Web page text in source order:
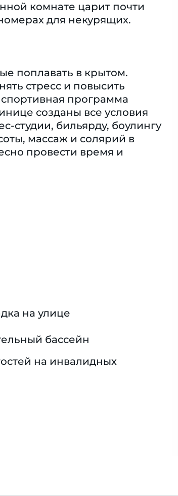
комнате царит почти
для некурящих.
поплавать в крытом.
стресс и повысить
программа
созданы все условия
студии, бильярду, боулингу
массаж и солярий в
провести время и
на улице
бассейн
на инвалидных